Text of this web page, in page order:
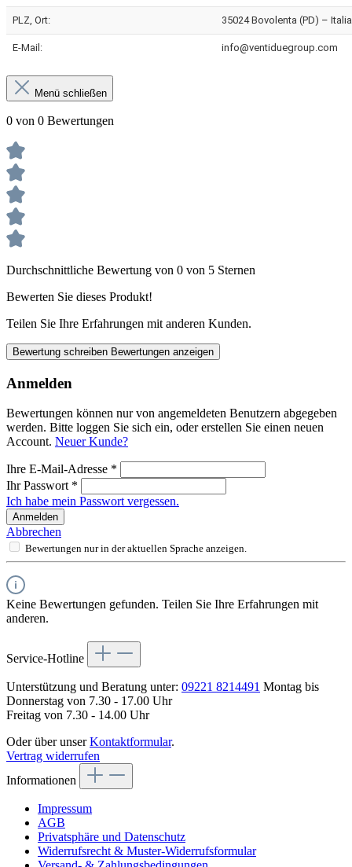
PLZ, Ort: 35024 Bovolenta (PD) – Italia
E-Mail: info@ventiduegroup.com
Menü schließen
0 von 0 Bewertungen
Durchschnittliche Bewertung von 0 von 5 Sternen
Bewerten Sie dieses Produkt!
Teilen Sie Ihre Erfahrungen mit anderen Kunden.
Bewertung schreiben Bewertungen anzeigen
Anmelden
Bewertungen können nur von angemeldeten Benutzern abgegeben
werden. Bitte loggen Sie sich ein, oder erstellen Sie einen neuen
Account. Neuer Kunde?
Ihre E-Mail-Adresse *
Ihr Passwort *
Ich habe mein Passwort vergessen.
Anmelden
Abbrechen
Bewertungen nur in der aktuellen Sprache anzeigen.
Keine Bewertungen gefunden. Teilen Sie Ihre Erfahrungen mit
anderen.
Service-Hotline
Unterstützung und Beratung unter: 09221 8214491 Montag bis
Donnerstag von 7.30 - 17.00 Uhr
Freitag von 7.30 - 14.00 Uhr
Oder über unserKontaktformular.
Vertrag widerrufen
Informationen
Impressum
AGB
Privatsphäre und Datenschutz
Widerrufsrecht & Muster-Widerrufsformular